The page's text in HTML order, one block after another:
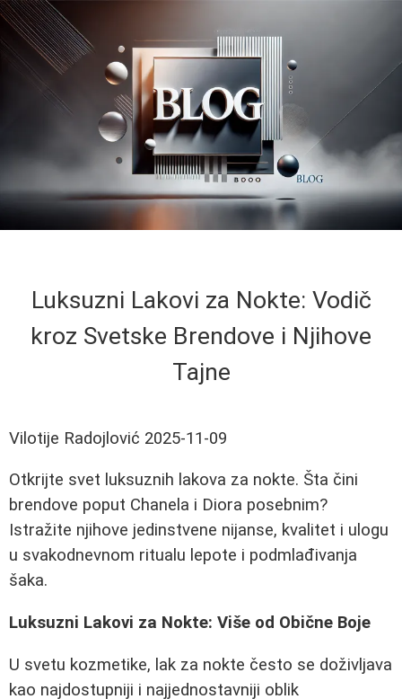
Luksuzni Lakovi za Nokte: Vodič
kroz Svetske Brendove i Njihove
Tajne
Vilotije Radojlović 2025-11-09
Otkrijte svet luksuznih lakova za nokte. Šta čini
brendove poput Chanela i Diora posebnim?
Istražite njihove jedinstvene nijanse, kvalitet i ulogu
u svakodnevnom ritualu lepote i podmlađivanja
šaka.
Luksuzni Lakovi za Nokte: Više od Obične Boje
U svetu kozmetike, lak za nokte često se doživljava
kao najdostupniji i najjednostavniji oblik